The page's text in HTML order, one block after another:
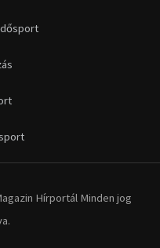
Hírportál Minden jog